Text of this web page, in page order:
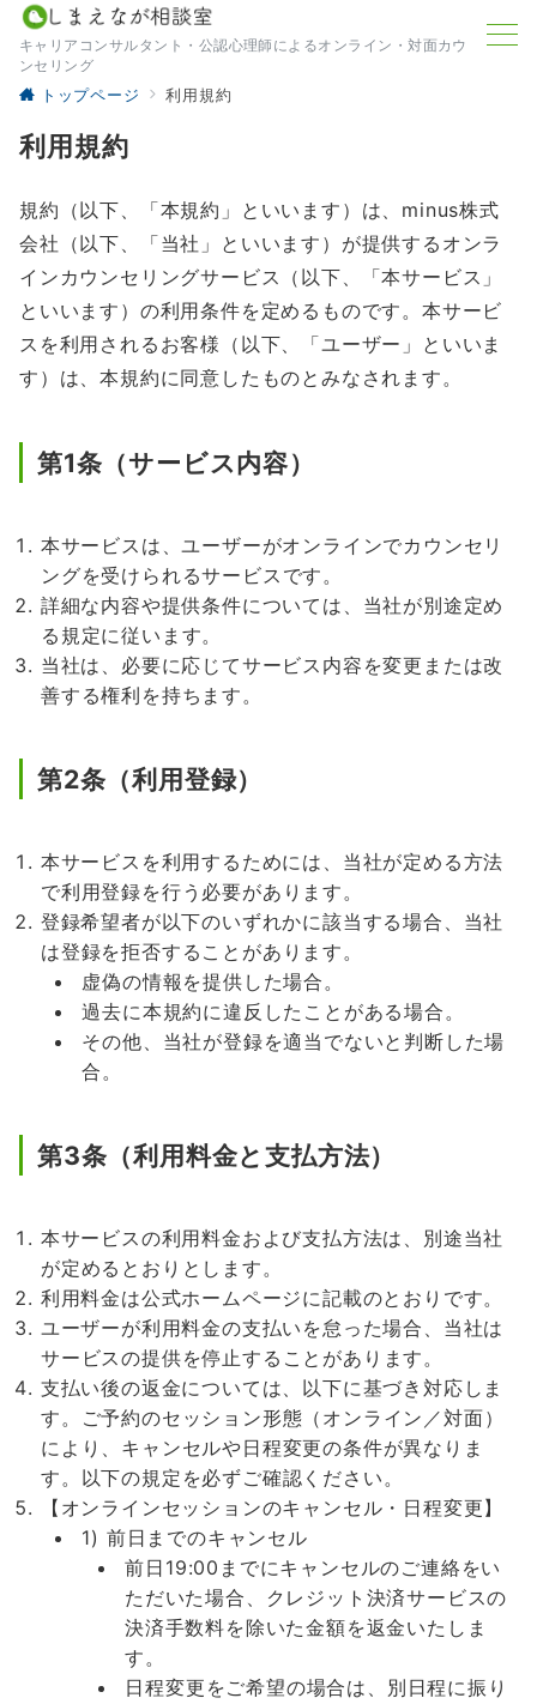
キャリアコンサルタント・公認心理師によるオンライン・対面カウ
ンセリング
トップページ 利用規約
利用規約
規約（以下、「本規約」といいます）は、minus株式
会社（以下、「当社」といいます）が提供するオンラ
インカウンセリングサービス（以下、「本サービス」
といいます）の利用条件を定めるものです。本サービ
スを利用されるお客様（以下、「ユーザー」といいま
す）は、本規約に同意したものとみなされます。
第1条（サービス内容）
本サービスは、ユーザーがオンラインでカウンセリ
ングを受けられるサービスです。
詳細な内容や提供条件については、当社が別途定め
る規定に従います。
当社は、必要に応じてサービス内容を変更または改
善する権利を持ちます。
第2条（利用登録）
本サービスを利用するためには、当社が定める方法
で利用登録を行う必要があります。
登録希望者が以下のいずれかに該当する場合、当社
は登録を拒否することがあります。
虚偽の情報を提供した場合。
過去に本規約に違反したことがある場合。
その他、当社が登録を適当でないと判断した場
合。
第3条（利用料金と支払方法）
本サービスの利用料金および支払方法は、別途当社
が定めるとおりとします。
利用料金は公式ホームページに記載のとおりです。
ユーザーが利用料金の支払いを怠った場合、当社は
サービスの提供を停止することがあります。
支払い後の返金については、以下に基づき対応しま
す。ご予約のセッション形態（オンライン／対面）
により、キャンセルや日程変更の条件が異なりま
す。以下の規定を必ずご確認ください。
【オンラインセッションのキャンセル・日程変更】
1) 前日までのキャンセル
前日19:00までにキャンセルのご連絡をい
ただいた場合、クレジット決済サービスの
決済手数料を除いた金額を返金いたしま
す。
日程変更をご希望の場合は、別日程に振り